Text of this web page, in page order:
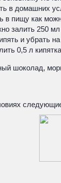
в домашних
в пищу как
250
и убрать
0,5 л
шоколад,